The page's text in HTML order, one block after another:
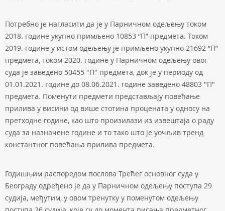
Потребно је нагласити да је у Парничном одељењу током
2018. године укупно примљено 10853 “П” предмета. Током
2019. године у истом одељењу је примљено укупно 21692 “П”
предмета, током 2020. године у Парничном одељењу овог
суда је заведено 50455 "П" предмета, док је у периоду од
01.01.2021. године до 08.06.2021. године заведено 48803 "П"
предмета. Поменути предмети представљају повећање
прилива у висини од више стотина процената у односу на
претходне године, као што произилази из извештаја о раду
суда за назначене године и то тако што је уочљив тренд
константног повећања прилива предмета.
Годишњим распоредом послова Трећег основног суда у
Београду одређено је да у Парничном одељењу поступа 29
судија, међутим, у овом тренутку у поменутом одељењу